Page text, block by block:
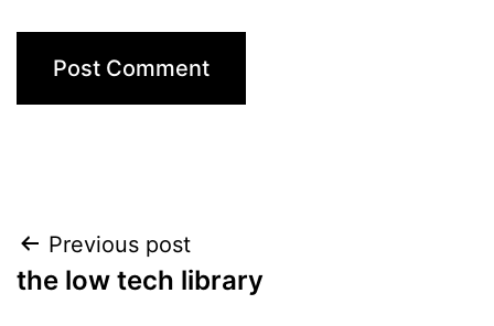
Post
navigation
Previous post
the low tech library